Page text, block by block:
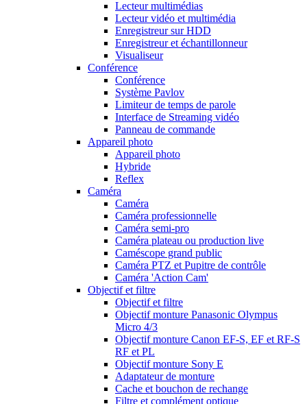
Lecteur multimédias
Lecteur vidéo et multimédia
Enregistreur sur HDD
Enregistreur et échantillonneur
Visualiseur
Conférence
Conférence
Système Pavlov
Limiteur de temps de parole
Interface de Streaming vidéo
Panneau de commande
Appareil photo
Appareil photo
Hybride
Reflex
Caméra
Caméra
Caméra professionnelle
Caméra semi-pro
Caméra plateau ou production live
Caméscope grand public
Caméra PTZ et Pupitre de contrôle
Caméra 'Action Cam'
Objectif et filtre
Objectif et filtre
Objectif monture Panasonic Olympus
Micro 4/3
Objectif monture Canon EF-S, EF et RF-S
RF et PL
Objectif monture Sony E
Adaptateur de monture
Cache et bouchon de rechange
Filtre et complément optique